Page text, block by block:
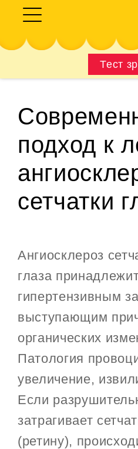
Тест
подход к
сетчатки
Ангиосклероз
глаза
гипертензивным
выступающим
органических
Патология
увеличение,
Если
затрагивает
(ретину),